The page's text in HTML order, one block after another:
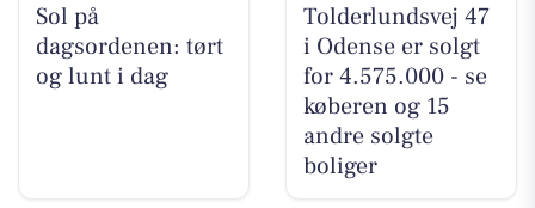
Sol på
dagsordenen: tørt
og lunt i dag
Tolderlundsvej 47
i Odense er solgt
for 4.575.000 - se
køberen og 15
andre solgte
boliger